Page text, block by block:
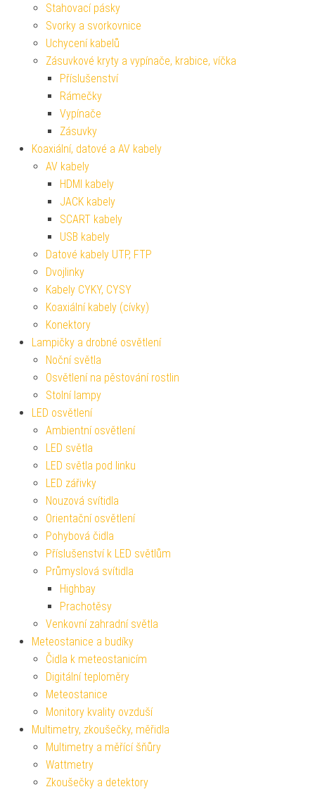
Stahovací pásky
Svorky a svorkovnice
Uchycení kabelů
Zásuvkové kryty a vypínače, krabice, víčka
Příslušenství
Rámečky
Vypínače
Zásuvky
Koaxiální, datové a AV kabely
AV kabely
HDMI kabely
JACK kabely
SCART kabely
USB kabely
Datové kabely UTP, FTP
Dvojlinky
Kabely CYKY, CYSY
Koaxiální kabely (cívky)
Konektory
Lampičky a drobné osvětlení
Noční světla
Osvětlení na pěstování rostlin
Stolní lampy
LED osvětlení
Ambientní osvětlení
LED světla
LED světla pod linku
LED zářivky
Nouzová svítidla
Orientační osvětlení
Pohybová čidla
Příslušenství k LED světlům
Průmyslová svítidla
Highbay
Prachotěsy
Venkovní zahradní světla
Meteostanice a budíky
Čidla k meteostanicím
Digitální teploměry
Meteostanice
Monitory kvality ovzduší
Multimetry, zkoušečky, měřidla
Multimetry a měřící šňůry
Wattmetry
Zkoušečky a detektory